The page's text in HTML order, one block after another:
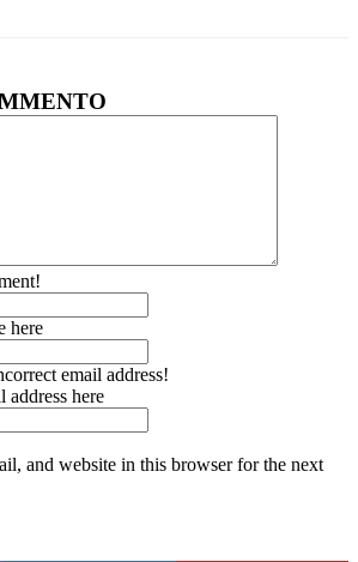
here
email address!
address here
and website in this browser for the next